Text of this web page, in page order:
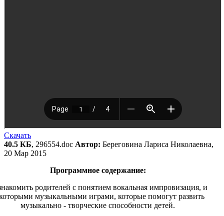
Скачать
40.5 КБ, 296554.doc Автор: Береговина Лариса Николаевна,
20 Мар 2015
Программное содержание:
родителей с понятием вокальная импровизация, и
музыкальными играми, которые помогут развить
музыкально - творческие способности детей.